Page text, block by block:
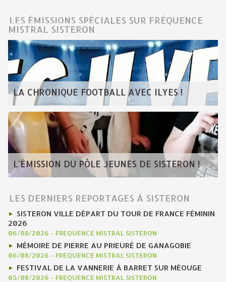
LES ÉMISSIONS SPÉCIALES SUR FRÉQUENCE
MISTRAL SISTERON
LA CHRONIQUE FOOTBALL AVEC ILYES !
L'ÉMISSION DU PÔLE JEUNES DE SISTERON !
LES DERNIERS REPORTAGES À SISTERON
SISTERON VILLE DÉPART DU TOUR DE FRANCE FÉMININ
2026
06/08/2026 - FREQUENCE MISTRAL SISTERON
MÉMOIRE DE PIERRE AU PRIEURÉ DE GANAGOBIE
06/08/2026 - FREQUENCE MISTRAL SISTERON
FESTIVAL DE LA VANNERIE À BARRET SUR MÉOUGE
05/08/2026 - FREQUENCE MISTRAL SISTERON